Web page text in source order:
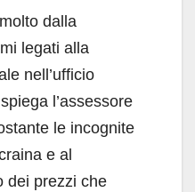
dalla
legati alla
nell’ufficio
l’assessore
le incognite
e al
dei prezzi che